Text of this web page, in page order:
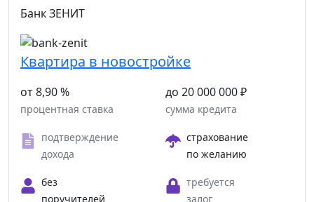
Банк ЗЕНИТ
Квартира в новостройке
от 8,90 %
процентная ставка
до 20 000 000 ₽
сумма кредита
подтверждение
дохода
страхование
по желанию
без
поручителей
требуется
залог